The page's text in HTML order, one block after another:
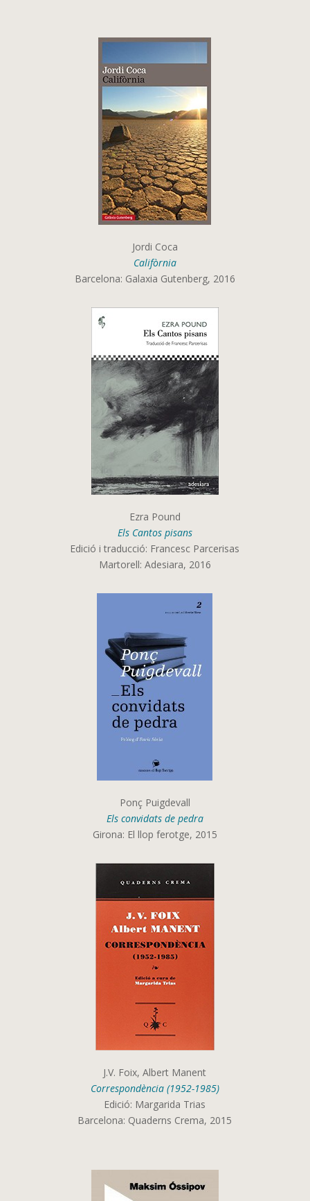
Jordi Coca
Califòrnia
Barcelona: Galaxia Gutenberg, 2016
Ezra Pound
Els Cantos pisans
Edició i traducció: Francesc Parcerisas
Martorell: Adesiara, 2016
Ponç Puigdevall
Els convidats de pedra
Girona: El llop ferotge, 2015
J.V. Foix, Albert Manent
Correspondència (1952-1985)
Edició: Margarida Trias
Barcelona: Quaderns Crema, 2015